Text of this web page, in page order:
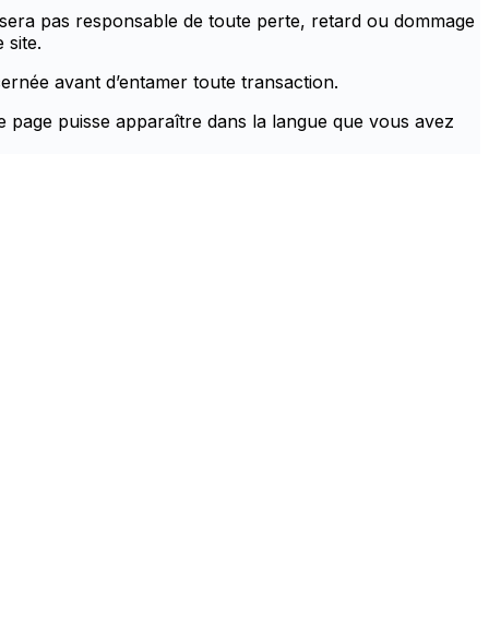
pas responsable de toute perte, retard ou dommage
site.
avant d’entamer toute transaction.
page puisse apparaître dans la langue que vous avez